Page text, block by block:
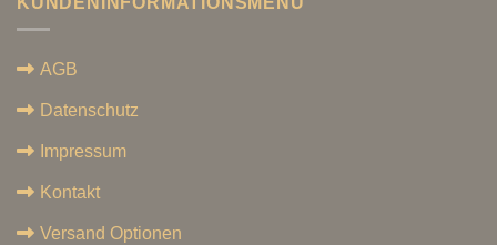
AGB
Datenschutz
Impressum
Kontakt
Versand Optionen